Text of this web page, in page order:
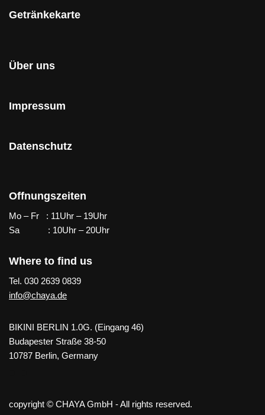
Getränkekarte
Über uns
Impressum
Datenschutz
Offnungszeiten
Mo – Fr : 11Uhr – 19Uhr
Sa : 10Uhr – 20Uhr
Where to find us
Tel. 030 2639 0839
info@chaya.de
BIKINI BERLIN 1.0G. (Eingang 46)
Budapester Straße 38-50
10787 Berlin, Germany
copyright © CHAYA GmbH - All rights reserved.